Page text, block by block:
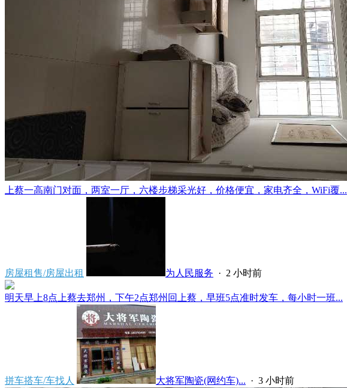
上蔡一高南门对面，两室一厅，六楼步梯采光好，价格便宜，家电齐全，WiFi覆...
房屋租售/房屋出租 为人民服务 · 2 小时前
明天早上8点上蔡去郑州，下午2点郑州回上蔡，早班5点准时发车，每小时一班...
拼车搭车/车找人 大将军陶瓷(网约车)... · 3 小时前